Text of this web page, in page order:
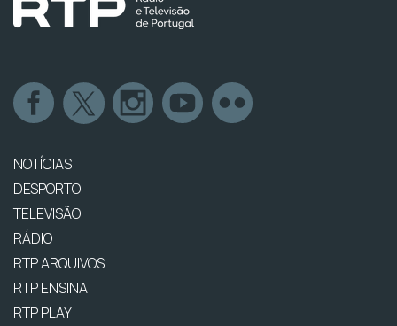
NOTÍCIAS
DESPORTO
TELEVISÃO
RÁDIO
RTP ARQUIVOS
RTP ENSINA
RTP PLAY